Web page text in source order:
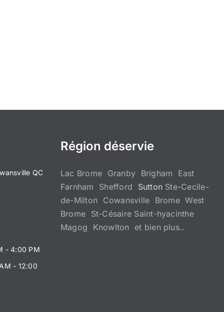
QC
- 4:00 PM
- 12:00
Région déservie
Lac Brome Granby Brigham East
Farnham Shefford Sutton Ste-Cecile-
de-Milton Cowansville Brome West
Brome St-Césaire Saint-hyacinthe
Magog Knowlton et bien plus..